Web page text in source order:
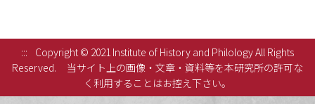
:::
Copyright © 2021 Institute of History and Philology All Rights
Reserved.
当サイト上の画像・文章・資料等を本研究所の許可な
く利用することはお控え下さい。